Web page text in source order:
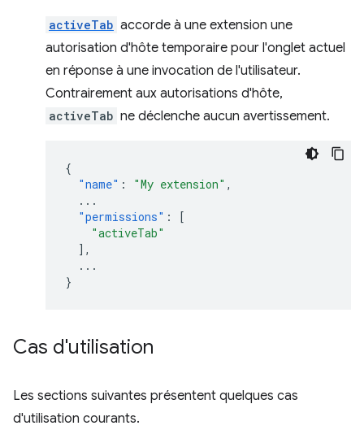
activeTab accorde à une extension une
autorisation d'hôte temporaire pour l'onglet actuel
en réponse à une invocation de l'utilisateur.
Contrairement aux autorisations d'hôte,
activeTab ne déclenche aucun avertissement.
{
"name" : "My extension" ,
...
"permissions" :
[
"activeTab"
],
...
}
Cas d'utilisation
Les sections suivantes présentent quelques cas
d'utilisation courants.